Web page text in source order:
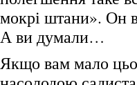
мокрі штани». Он
А ви думали…
Якщо вам мало